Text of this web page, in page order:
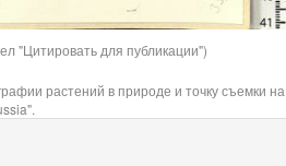
"Цитировать для публикации")
растений в природе и точку съемки на